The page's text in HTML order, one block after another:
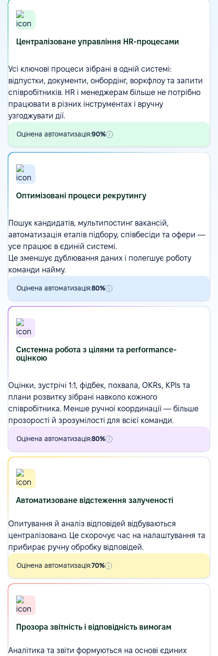
Централізоване управління HR-процесами
Усі ключові процеси зібрані в одній системі:
відпустки, документи, онбордінг, воркфлоу та запити
співробітників. HR і менеджерам більше не потрібно
працювати в різних інструментах і вручну
узгоджувати дії.
Оцінена автоматизація:90%
Оптимізовані процеси рекрутингу
Пошук кандидатів, мультипостинг вакансій,
автоматизація етапів підбору, співбесіди та офери —
усе працює в єдиній системі.
Це зменшує дублювання даних і полегшує роботу
команди найму.
Оцінена автоматизація:80%
Системна робота з цілями та performance-
оцінкою
Оцінки, зустрічі 1:1, фідбек, похвала, OKRs, KPIs та
плани розвитку зібрані навколо кожного
співробітника. Менше ручної координації — більше
прозорості й зрозумілості для всієї команди.
Оцінена автоматизація:80%
Автоматизоване відстеження залученості
Опитування й аналіз відповідей відбуваються
централізовано. Це скорочує час на налаштування та
прибирає ручну обробку відповідей.
Оцінена автоматизація:70%
Прозора звітність і відповідність вимогам
Аналітика та звіти формуються на основі єдиних